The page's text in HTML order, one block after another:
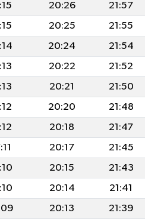
20:26
21:57
20:25
21:55
20:24
21:54
20:22
21:52
20:21
21:50
20:20
21:48
20:18
21:47
20:17
21:45
20:15
21:43
20:14
21:41
20:13
21:39